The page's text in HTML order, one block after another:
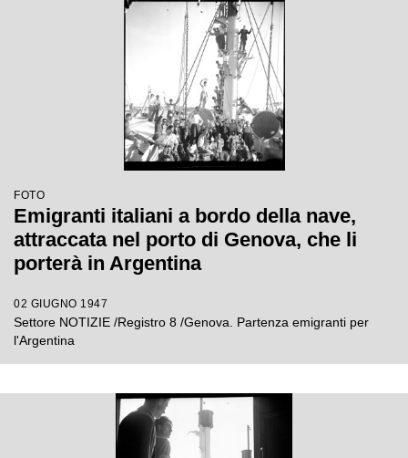
FOTO
Emigranti italiani a bordo della nave,
attraccata nel porto di Genova, che li
porterà in Argentina
02 GIUGNO 1947
Settore NOTIZIE /Registro 8 /Genova. Partenza emigranti per
l'Argentina